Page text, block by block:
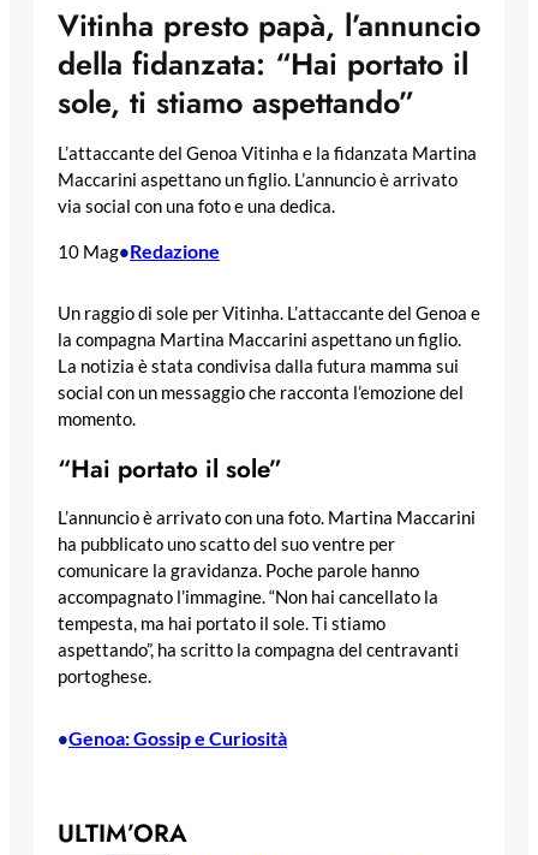
Vitinha presto papà, l’annuncio
della fidanzata: “Hai portato il
sole, ti stiamo aspettando”
L’attaccante del Genoa Vitinha e la fidanzata Martina
Maccarini aspettano un figlio. L’annuncio è arrivato
via social con una foto e una dedica.
10 Mag•Redazione
Un raggio di sole per Vitinha. L’attaccante del Genoa e
la compagna Martina Maccarini aspettano un figlio.
La notizia è stata condivisa dalla futura mamma sui
social con un messaggio che racconta l’emozione del
momento.
“Hai portato il sole”
L’annuncio è arrivato con una foto. Martina Maccarini
ha pubblicato uno scatto del suo ventre per
comunicare la gravidanza. Poche parole hanno
accompagnato l’immagine. “Non hai cancellato la
tempesta, ma hai portato il sole. Ti stiamo
aspettando”, ha scritto la compagna del centravanti
portoghese.
•Genoa: Gossip e Curiosità
ULTIM’ORA